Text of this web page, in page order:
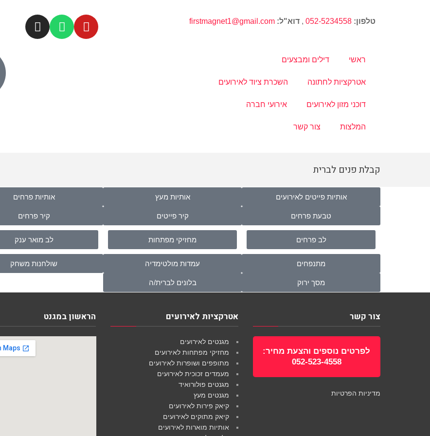
טלפון: 052-5234558
, דוא"ל: firstmagnet1@gmail.com
ראשי דילים ומבצעים
אטרקציות לחתונה השכרת ציוד לאירועים
דוכני מזון לאירועים אירועי חברה
המלצות צור קשר
קבלת פנים לברית
אותיות פייטים לאירועים אותיות מעץ אותיות פרחים
טבעת פרחים קיר פייטים קיר פרחים
לב פרחים מחזיקי מפתחות לב מואר ענק
מתנפחים עמדות מולטימדיה שולחנות משחק
מסך ירוק בלונים לברית/ה
צור קשר
לפרטים נוספים והצעת מחיר:
052-523-4558
מדיניות הפרטיות
אטרקציות לאירועים
מגנטים לאירועים
מחזיקי מפתחות לאירועים
מתופפים ושופרות לאירועים
מעמדים זכוכית לאירועים
מגנטים פולורואיד
מגנטים מעץ
קיאק פירות לאירועים
קיאק מתוקים לאירועים
אותיות מוארות לאירועים
הראשון במגנט